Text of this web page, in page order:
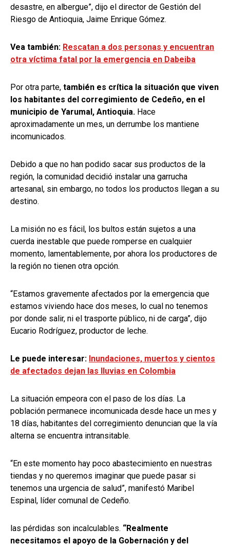
desastre, en albergue”, dijo el director de Gestión del
Riesgo de Antioquia, Jaime Enrique Gómez.
Vea también: Rescatan a dos personas y encuentran
otra víctima fatal por la emergencia en Dabeiba
Por otra parte, también es crítica la situación que viven
los habitantes del corregimiento de Cedeño, en el
municipio de Yarumal, Antioquia. Hace
aproximadamente un mes, un derrumbe los mantiene
incomunicados.
Debido a que no han podido sacar sus productos de la
región, la comunidad decidió instalar una garrucha
artesanal, sin embargo, no todos los productos llegan a su
destino.
La misión no es fácil, los bultos están sujetos a una
cuerda inestable que puede romperse en cualquier
momento, lamentablemente, por ahora los productores de
la región no tienen otra opción.
“Estamos gravemente afectados por la emergencia que
estamos viviendo hace dos meses, lo cual no tenemos
por donde salir, ni el trasporte público, ni de carga”, dijo
Eucario Rodríguez, productor de leche.
Le puede interesar: Inundaciones, muertos y cientos
de afectados dejan las lluvias en Colombia
La situación empeora con el paso de los días. La
población permanece incomunicada desde hace un mes y
18 días, habitantes del corregimiento denuncian que la vía
alterna se encuentra intransitable.
“En este momento hay poco abastecimiento en nuestras
tiendas y no queremos imaginar que puede pasar si
tenemos una urgencia de salud”, manifestó Maribel
Espinal, líder comunal de Cedeño.
las pérdidas son incalculables. “Realmente
necesitamos el apoyo de la Gobernación y del